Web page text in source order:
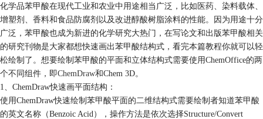
化学品苯甲酸在现代工业和农业中用途相当广泛，比如医药、染料载体、
增塑剂、香料和食品防腐剂以及改进醇酸树脂涂料的性能。因为用途十分
广泛，苯甲酸也成为新进的化学研究大热门，在写论文和出版苯甲酸相关
的研究刊物是大家都想快速画出苯甲酸结构式，看完本篇教程你就可以轻
松绘制了。想要绘制苯甲酸的平面和立体结构式需要使用ChemOffice的两
个不同组件，即ChemDraw和Chem 3D。
1、ChemDraw快速画平面结构：
使用ChemDraw快速绘制苯甲酸平面的二维结构式需要绘制者知道苯甲酸
的英文名称（Benzoic Acid），操作方法是依次选择Structure/Convert